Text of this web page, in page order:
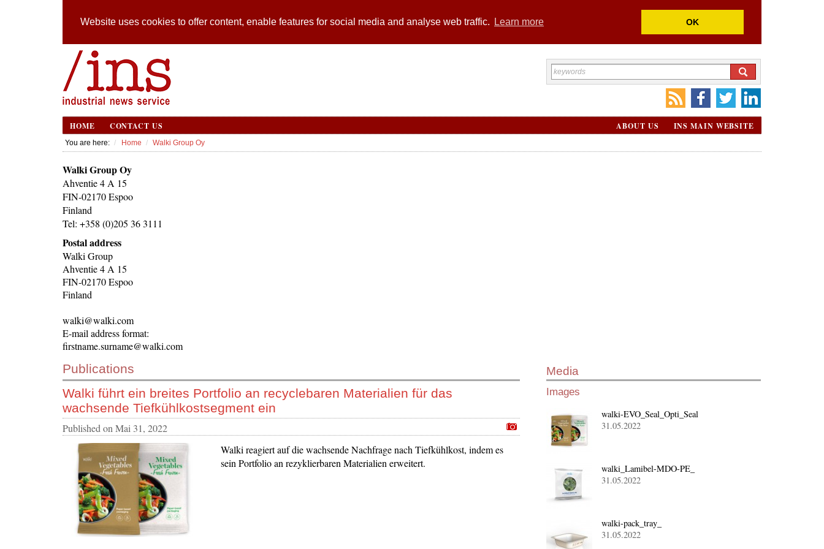
Website uses cookies to offer content, enable features for social media and analyse web traffic. Learn more OK
HOME CONTACT US INS MAIN WEBSITE
ABOUT US
You are here: Home Walki Group Oy
Walki Group Oy
Ahventie 4 A 15
FIN-02170 Espoo
Finland
Tel: +358 (0)205 36 3111
Postal address
Walki Group
Ahventie 4 A 15
FIN-02170 Espoo
Finland
walki@walki.com
E-mail address format:
firstname.surname@walki.com
Publications
Walki führt ein breites Portfolio an recyclebaren Materialien für das
wachsende Tiefkühlkostsegment ein
Published onMai 31, 2022
Walki reagiert auf die wachsende Nachfrage nach Tiefkühlkost, indem es
sein Portfolio an rezyklierbaren Materialien erweitert.
Media
Images
walki-EVO_Seal_Opti_Seal
31.05.2022
walki_Lamibel-MDO-PE_
31.05.2022
walki-pack_tray_
31.05.2022